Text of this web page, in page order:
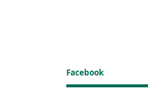
Facebook